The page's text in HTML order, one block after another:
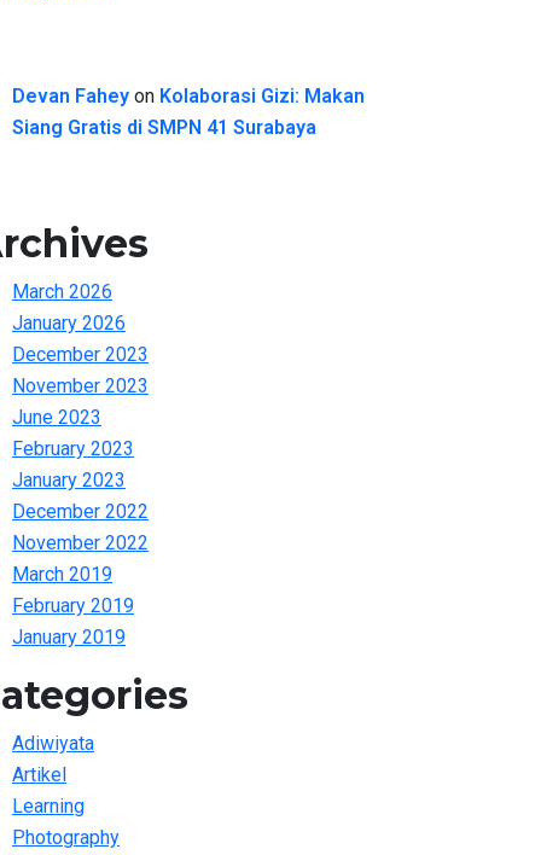
Devan Fahey on Kolaborasi Gizi: Makan
Siang Gratis di SMPN 41 Surabaya
March 2026
January 2026
December 2023
November 2023
June 2023
February 2023
January 2023
December 2022
November 2022
March 2019
February 2019
January 2019
Adiwiyata
Artikel
Learning
Photography